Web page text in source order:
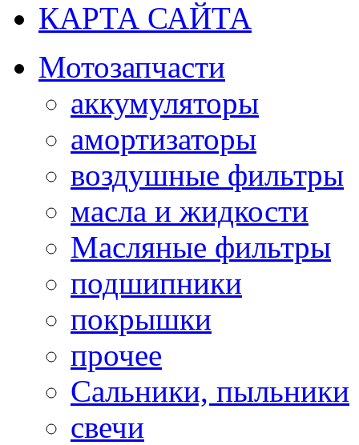
КАРТА САЙТА
Мотозапчасти
аккумуляторы
амортизаторы
воздушные фильтры
масла и жидкости
Масляные фильтры
подшипники
покрышки
прочее
Сальники, пыльники
свечи